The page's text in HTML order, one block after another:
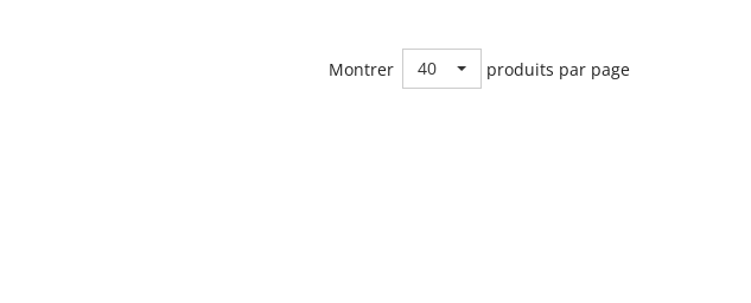
Montrer 40 produits par page